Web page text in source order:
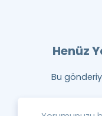
Henüz
Bu